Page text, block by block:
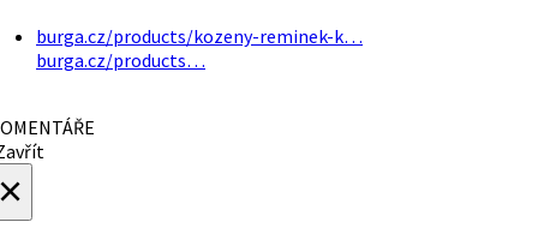
burga.cz/products/kozeny-reminek-k…
burga.cz/products…